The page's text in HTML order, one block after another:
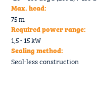
Max. head:
75 m
Required power range:
1,5 - 15 kW
Sealing method:
Seal-less construction